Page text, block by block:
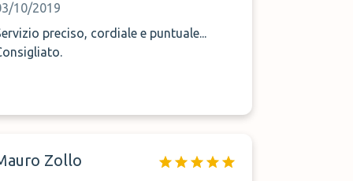
10/2019
preciso, cordiale e puntuale...
Zollo